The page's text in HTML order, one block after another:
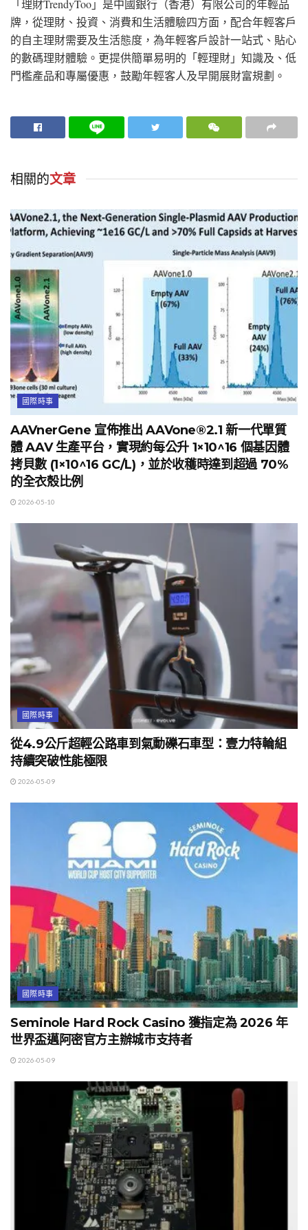
「理財TrendyToo」是中國銀行（香港）有限公司的年輕品
牌，從理財、投資、消費和生活體驗四方面，配合年輕客戶
的自主理財需要及生活態度，為年輕客戶設計一站式、貼心
的數碼理財體驗。更提供簡單易明的「輕理財」知識及、低
門檻產品和專屬優惠，鼓勵年輕客人及早開展財富規劃。
相關的文章
國際時事
AAVnerGene 宣佈推出 AAVone®2.1 新一代單質
體 AAV 生產平台，實現約每公升 1×10^16 個基因體
拷貝數 (1×10^16 GC/L)，並於收穫時達到超過 70%
的全衣殼比例
2026-05-10
國際時事
從4.9公斤超輕公路車到氣動礫石車型：壹力特輪組
持續突破性能極限
2026-05-09
國際時事
Seminole Hard Rock Casino 獲指定為 2026 年
世界盃邁阿密官方主辦城市支持者
2026-05-09